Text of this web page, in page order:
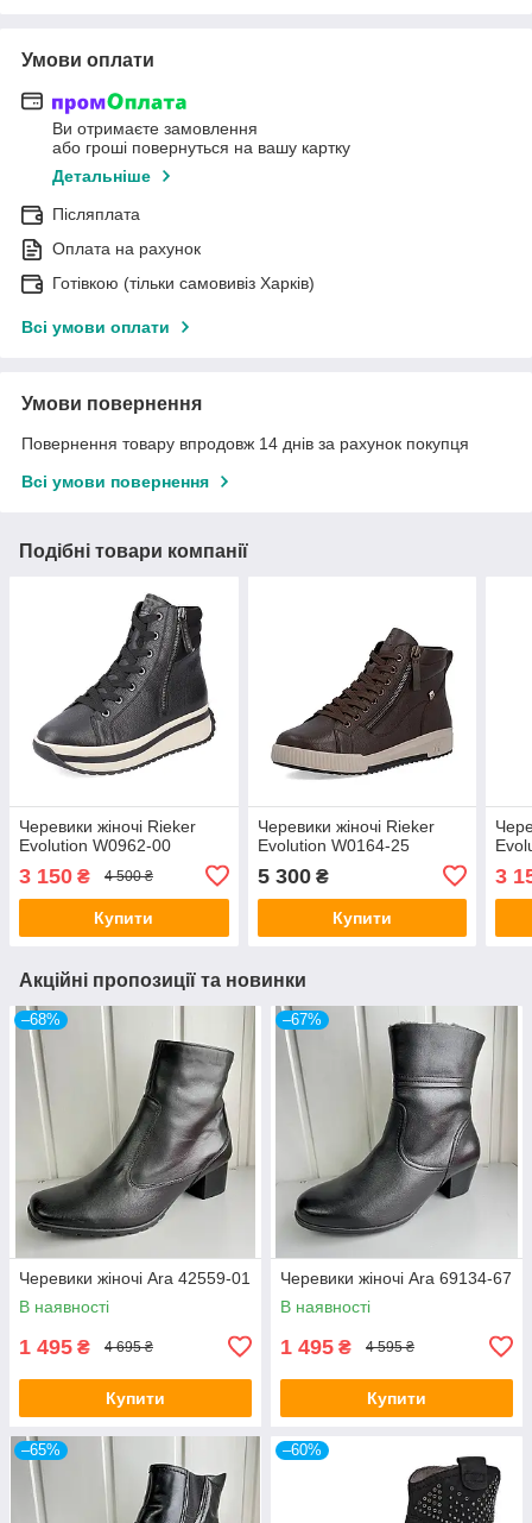
Умови оплати
Ви отримаєте замовлення
або гроші повернуться на вашу картку
Детальніше
Післяплата
Оплата на рахунок
Готівкою (тільки самовивіз Харків)
Всі умови оплати
Умови повернення
Повернення товару впродовж 14 днів за рахунок покупця
Всі умови повернення
Подібні товари компанії
Черевики жіночі Rieker
Evolution W0962-00
3 150 ₴ 4 500 ₴
Купити
Черевики жіночі Rieker
Evolution W0164-25
5 300₴
Купити
3
Акційні пропозиції та новинки
–68%
Черевики жіночі Ara 42559-01
В наявності
1 495 ₴ 4 695 ₴
Купити
–67%
Черевики жіночі Ara 69134-67
В наявності
1 495 ₴ 4 595 ₴
Купити
–65% –60%